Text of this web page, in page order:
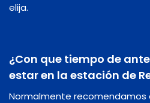
elija.
¿Con que tiempo de
estar en la estación de
Normalmente recomendamos